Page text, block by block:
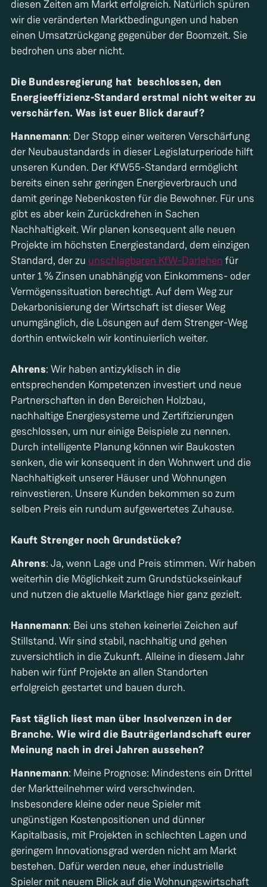
diesen Zeiten am Markt erfolgreich. Natürlich spüren
wir die veränderten Marktbedingungen und haben
einen Umsatzrückgang gegenüber der Boomzeit. Sie
bedrohen uns aber nicht.
Die Bundesregierung hat beschlossen, den
Energieeffizienz-Standard erstmal nicht weiter zu
verschärfen. Was ist euer Blick darauf?
Hannemann: Der Stopp einer weiteren Verschärfung
der Neubaustandards in dieser Legislaturperiode hilft
unseren Kunden. Der KfW55-Standard ermöglicht
bereits einen sehr geringen Energieverbrauch und
damit geringe Nebenkosten für die Bewohner. Für uns
gibt es aber kein Zurückdrehen in Sachen
Nachhaltigkeit. Wir planen konsequent alle neuen
Projekte im höchsten Energiestandard, dem einzigen
Standard, der zu unschlagbaren KfW-Darlehen für
unter 1 % Zinsen unabhängig von Einkommens- oder
Vermögenssituation berechtigt. Auf dem Weg zur
Dekarbonisierung der Wirtschaft ist dieser Weg
unumgänglich, die Lösungen auf dem Strenger-Weg
dorthin entwickeln wir kontinuierlich weiter.
Ahrens: Wir haben antizyklisch in die
entsprechenden Kompetenzen investiert und neue
Partnerschaften in den Bereichen Holzbau,
nachhaltige Energiesysteme und Zertifizierungen
geschlossen, um nur einige Beispiele zu nennen.
Durch intelligente Planung können wir Baukosten
senken, die wir konsequent in den Wohnwert und die
Nachhaltigkeit unserer Häuser und Wohnungen
reinvestieren. Unsere Kunden bekommen so zum
selben Preis ein rundum aufgewertetes Zuhause.
Kauft Strenger noch Grundstücke?
Ahrens: Ja, wenn Lage und Preis stimmen. Wir haben
weiterhin die Möglichkeit zum Grundstückseinkauf
und nutzen die aktuelle Marktlage hier ganz gezielt.
Hannemann: Bei uns stehen keinerlei Zeichen auf
Stillstand. Wir sind stabil, nachhaltig und gehen
zuversichtlich in die Zukunft. Alleine in diesem Jahr
haben wir fünf Projekte an allen Standorten
erfolgreich gestartet und bauen durch.
Fast täglich liest man über Insolvenzen in der
Branche. Wie wird die Bauträgerlandschaft eurer
Meinung nach in drei Jahren aussehen?
Hannemann: Meine Prognose: Mindestens ein Drittel
der Marktteilnehmer wird verschwinden.
Insbesondere kleine oder neue Spieler mit
ungünstigen Kostenpositionen und dünner
Kapitalbasis, mit Projekten in schlechten Lagen und
geringem Innovationsgrad werden nicht am Markt
bestehen. Dafür werden neue, eher industrielle
Spieler mit neuem Blick auf die Wohnungswirtschaft